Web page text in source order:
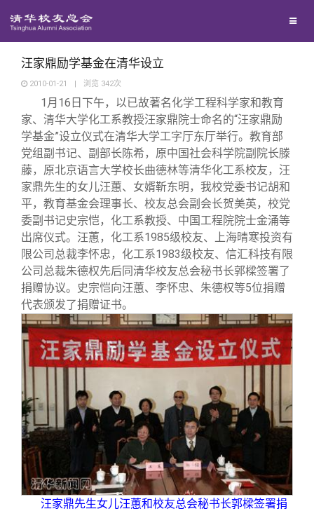
地区联络
年级联络
院系校友工作
专业委员会
兴趣群体
西南联大校友会
回馈母校
捐赠项目
捐赠新闻
捐赠纪事
捐赠方法
义工计划
媒体平台
《清华校友通讯》
《水木清华》
我要订阅
新媒体平台
百年清华
清华人物
清华故事
青春风采
校友文苑
校友讲坛
校友视界
校友服务
终身学习
信息化服务
三创大赛
实用信息
校友总会
总会简介
会长致辞
总会章程
理事会名单
制度法规
联系我们
关闭
汪家鼎励学基金在清华设立
2010-01-21 | 浏览 342次
1 月16日下午，以已故著名化学工程科学家和教育
家、清华大学化工系教授汪家鼎院士命名的“汪家鼎励
学基金”设立仪式在清华大学工字厅东厅举行。教育部
党组副书记、副部长陈希，原中国社会科学院副院长滕
藤，原北京语言大学校长曲德林等清华化工系校友，汪
家鼎先生的女儿汪蕙、女婿靳东明，我校党委书记胡和
平，教育基金会理事长、校友总会副会长贺美英，校党
委副书记史宗恺，化工系教授、中国工程院院士金涌等
出席仪式。汪蕙，化工系1985级校友、上海晴寒投资有
限公司总裁李怀忠，化工系1983级校友、信汇科技有限
公司总裁朱德权先后同清华校友总会秘书长郭樑签署了
捐赠协议。史宗恺向汪蕙、李怀忠、朱德权等5位捐赠
代表颁发了捐赠证书。
汪家鼎先生女儿汪蕙和校友总会秘书长郭樑签署捐